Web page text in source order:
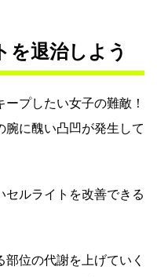
を退治しよう
プしたい女子の難敵！
腕に醜い凸凹が発生して
セルライトを改善できる
位の代謝を上げていく